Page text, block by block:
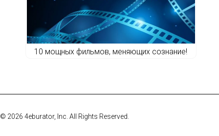
10 мощных фильмов, меняющих сознание!
© 2026 4eburator, Inc. All Rights Reserved.